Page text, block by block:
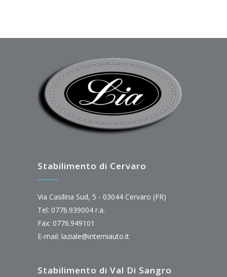
Stabilimento di Cervaro
Via Casilina Sud, 5 - 03044 Cervaro (FR)
Tel: 0776.939004 r.a.
Fax: 0776.949101
E-mail: laziale@interniauto.it
Stabilimento di Val Di Sangro